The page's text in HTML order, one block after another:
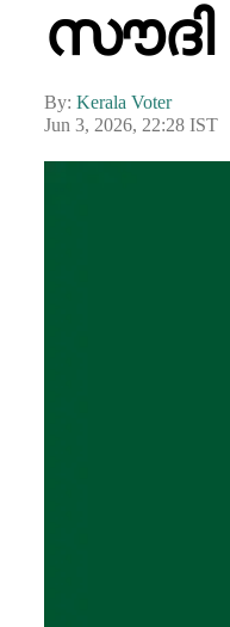
സൗദി
By: Kerala Voter
Jun 3, 2026, 22:28 IST